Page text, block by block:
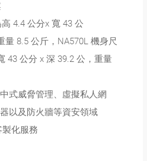
4.4 公分x 寬 43 公
量 8.5 公斤，NA570L 機身尺
43 公分 x 深 39.2 公，重量
式威脅管理、虛擬私人網
以及防火牆等資安領域
製化服務